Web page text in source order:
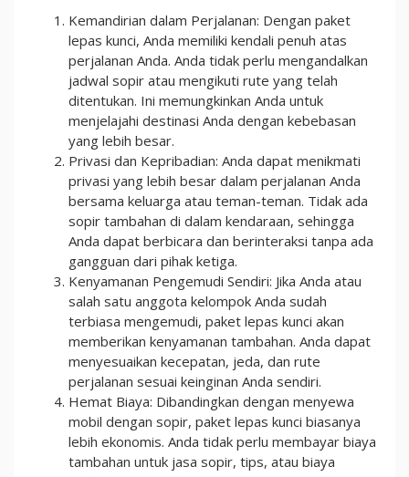
Kemandirian dalam Perjalanan: Dengan paket
lepas kunci, Anda memiliki kendali penuh atas
perjalanan Anda. Anda tidak perlu mengandalkan
jadwal sopir atau mengikuti rute yang telah
ditentukan. Ini memungkinkan Anda untuk
menjelajahi destinasi Anda dengan kebebasan
yang lebih besar.
Privasi dan Kepribadian: Anda dapat menikmati
privasi yang lebih besar dalam perjalanan Anda
bersama keluarga atau teman-teman. Tidak ada
sopir tambahan di dalam kendaraan, sehingga
Anda dapat berbicara dan berinteraksi tanpa ada
gangguan dari pihak ketiga.
Kenyamanan Pengemudi Sendiri: Jika Anda atau
salah satu anggota kelompok Anda sudah
terbiasa mengemudi, paket lepas kunci akan
memberikan kenyamanan tambahan. Anda dapat
menyesuaikan kecepatan, jeda, dan rute
perjalanan sesuai keinginan Anda sendiri.
Hemat Biaya: Dibandingkan dengan menyewa
mobil dengan sopir, paket lepas kunci biasanya
lebih ekonomis. Anda tidak perlu membayar biaya
tambahan untuk jasa sopir, tips, atau biaya